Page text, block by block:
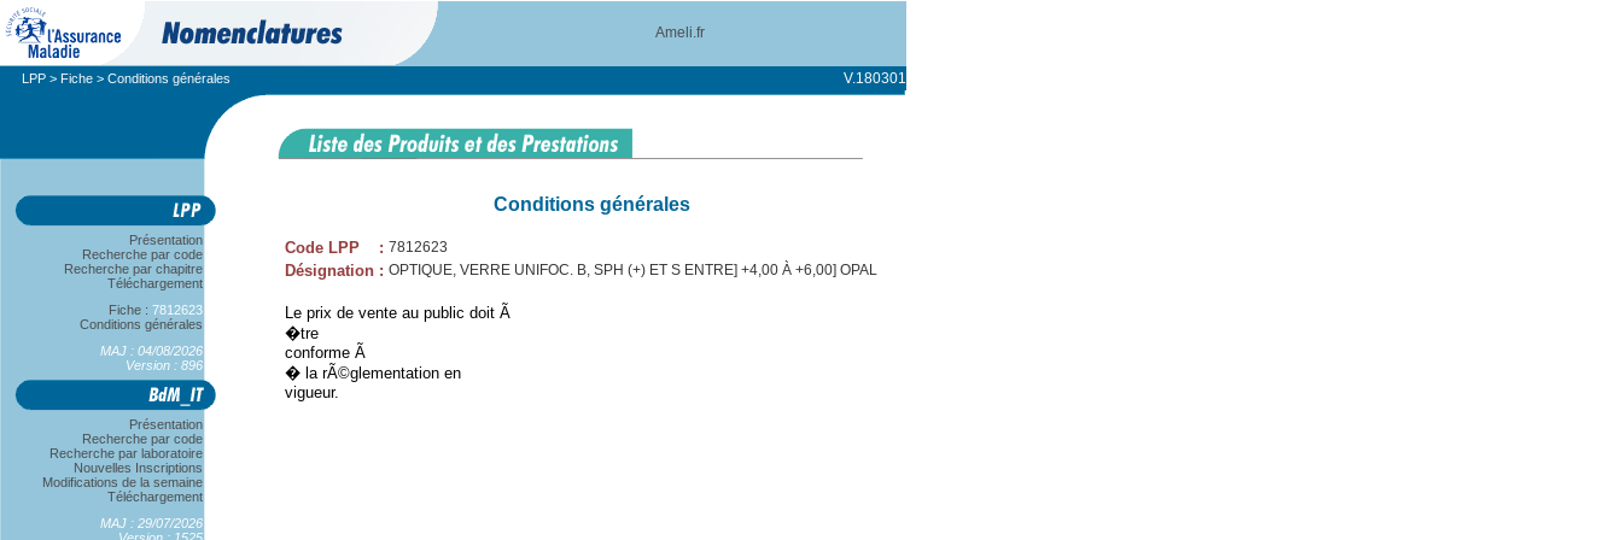
Ameli.fr
LPP > Fiche > Conditions générales V.180301
Présentation
Recherche par code
Recherche par chapitre
Téléchargement
Fiche : 7812623
Conditions générales
MAJ : 04/08/2026
Version : 896
Présentation
Recherche par code
Recherche par laboratoire
Nouvelles Inscriptions
Modifications de la semaine
Téléchargement
MAJ : 29/07/2026
Conditions générales
Code LPP : 7812623
Désignation : OPTIQUE, VERRE UNIFOC. B, SPH (+) ET S ENTRE] +4,00 À +6,00] OPAL
Le prix de vente au public doit Ã
�tre
conforme Ã
� la rÃ©glementation en
vigueur.